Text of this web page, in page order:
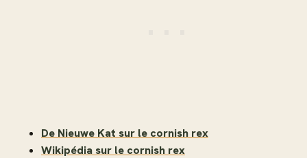
De Nieuwe Kat sur le cornish rex
Wikipédia sur le cornish rex